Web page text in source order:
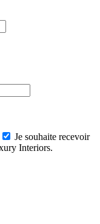
Je souhaite recevoir
Interiors.